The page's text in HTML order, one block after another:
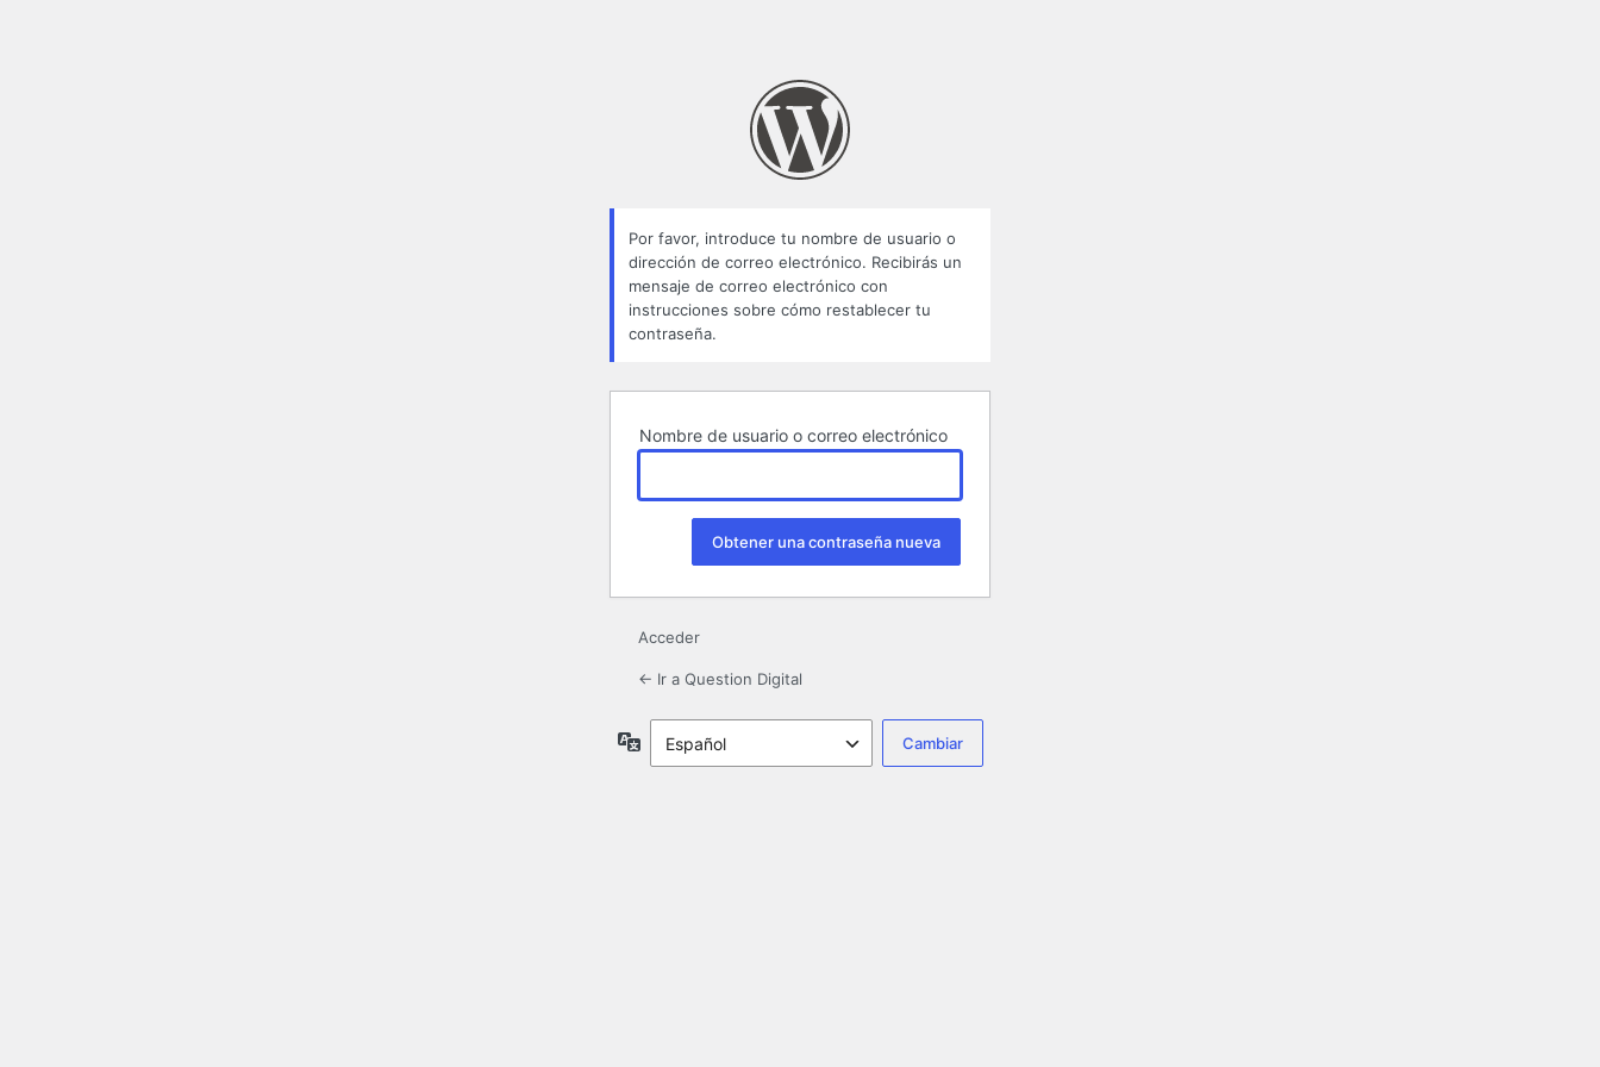
Por favor, introduce tu nombre de usuario o
dirección de correo electrónico. Recibirás un
mensaje de correo electrónico con
instrucciones sobre cómo restablecer tu
contraseña.
Nombre de usuario o correo electrónico
Acceder
← Ir a Question Digital
Idioma